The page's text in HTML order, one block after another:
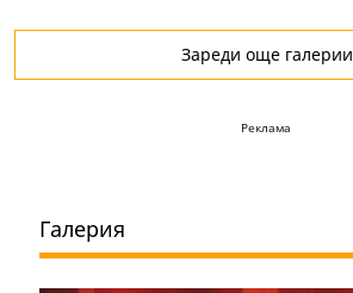
Зареди още галерии
Реклама
Галерия